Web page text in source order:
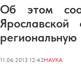
Об этом
11.06.2013 12:43НАУКА